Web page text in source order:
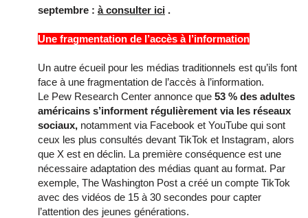
septembre : à consulter ici .
Une fragmentation de l’accès à l’information
Un autre écueil pour les médias traditionnels est qu’ils font
face à une fragmentation de l’accès à l’information.
Le Pew Research Center annonce que 53 % des adultes
américains s’informent régulièrement via les réseaux
sociaux, notamment via Facebook et YouTube qui sont
ceux les plus consultés devant TikTok et Instagram, alors
que X est en déclin. La première conséquence est une
nécessaire adaptation des médias quant au format. Par
exemple, The Washington Post a créé un compte TikTok
avec des vidéos de 15 à 30 secondes pour capter
l’attention des jeunes générations.